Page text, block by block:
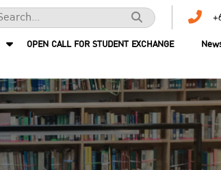
OPEN CALL FOR STUDENT EXCHANGE